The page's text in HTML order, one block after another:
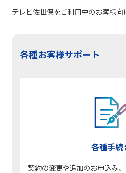
テレビ佐世保をご利用中のお客様向
各種お客様サポート
各種手続
契約の変更や追加のお申込み